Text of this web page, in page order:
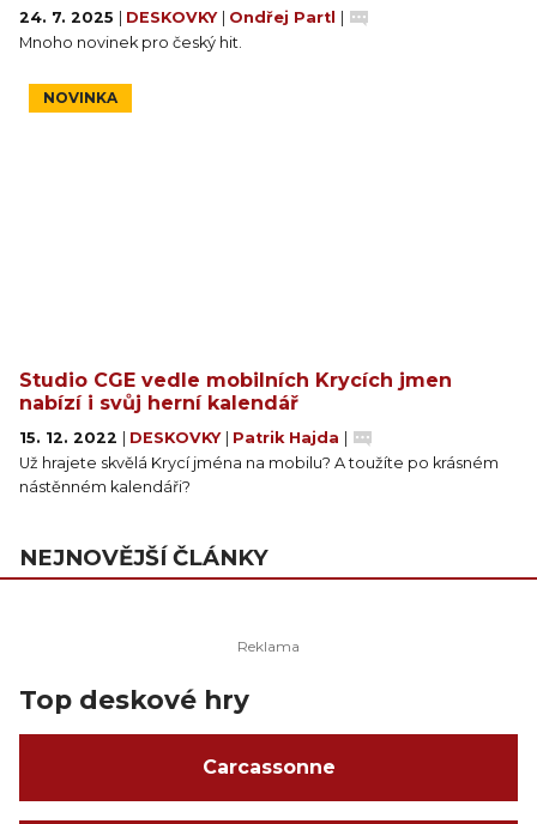
24. 7. 2025 DESKOVKY Ondřej Partl
Mnoho novinek pro český hit.
NOVINKA
Studio CGE vedle mobilních Krycích jmen
nabízí i svůj herní kalendář
15. 12. 2022 DESKOVKY Patrik Hajda
Už hrajete skvělá Krycí jména na mobilu? A toužíte po krásném
nástěnném kalendáři?
NEJNOVĚJŠÍ ČLÁNKY
Top deskové hry
Carcassonne